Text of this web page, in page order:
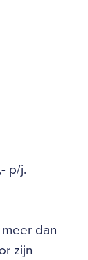
p/j.
dan
zijn